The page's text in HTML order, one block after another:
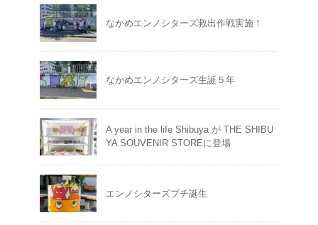
なかめエンノシターズ救出作戦実施！
なかめエンノシターズ生誕５年
A year in the life Shibuya が THE SHIBU
YA SOUVENIR STOREに登場
エンノシターズプチ誕生